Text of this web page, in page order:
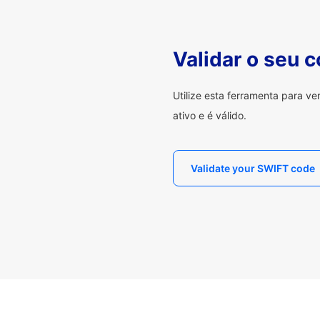
Validar o seu
Utilize esta ferramenta para
ativo e é válido.
Validate your SWIFT code